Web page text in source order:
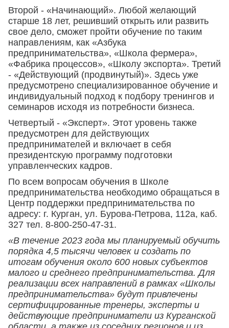
Второй - «Начинающий». Любой желающий
старше 18 лет, решивший открыть или развить
свое дело, сможет пройти обучение по таким
направлениям, как «Азбука
предпринимательства», «Школа фермера»,
«Фабрика процессов», «Школу экспорта». Третий
- «Действующий (продвинутый)». Здесь уже
предусмотрено специализированное обучение и
индивидуальный подход к подбору тренингов и
семинаров исходя из потребности бизнеса.
Четвертый - «Эксперт». Этот уровень также
предусмотрен для действующих
предпринимателей и включает в себя
президентскую программу подготовки
управленческих кадров.
По всем вопросам обучения в Школе
предпринимательства необходимо обращаться в
Центр поддержки предпринимательства по
адресу: г. Курган, ул. Бурова-Петрова, 112а, каб.
327 тел. 8-800-250-47-31.
«В течение 2023 года мы планируемый обучить
порядка 4,5 тысячи человек и создать по
итогам обучения около 600 новых субъектов
малого и среднего предпринимательства. Для
реализации всех направлений в рамках «Школы
предпринимательства» будут привлечены
сертифицированные тренеры, эксперты и
действующие предприниматели из Курганской